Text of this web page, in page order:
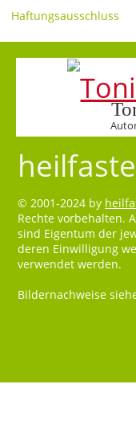
Haftungsausschluss
© 2001-2024 by
Rechte vorbehalten.
sind Eigentum der
deren Einwilligung
verwendet werden.
Bildernachweise